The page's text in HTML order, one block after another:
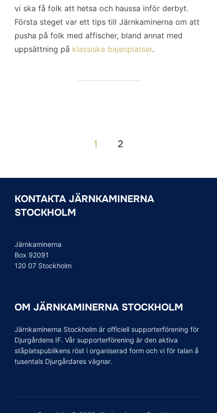
vi ska få folk att hetsa och haussa inför derbyt.
Första steget var ett tips till Järnkaminerna om att
pusha på folk med affischer, bland annat med
uppsättning på klassiska bajenplatser.
Sidnumrering
inlägg
1 2
KONTAKTA JÄRNKAMINERNA
STOCKHOLM
Järnkaminerna
Box 92091
120 07 Stockholm
OM JÄRNKAMINERNA STOCKHOLM
Järnkaminerna Stockholm är officiell supporterförening för
Djurgårdens IF. Vår supporterförening är den aktiva
ståplatspublikens röst i organiserad form och vi för talan å
tusentals Djurgårdares vägnar.